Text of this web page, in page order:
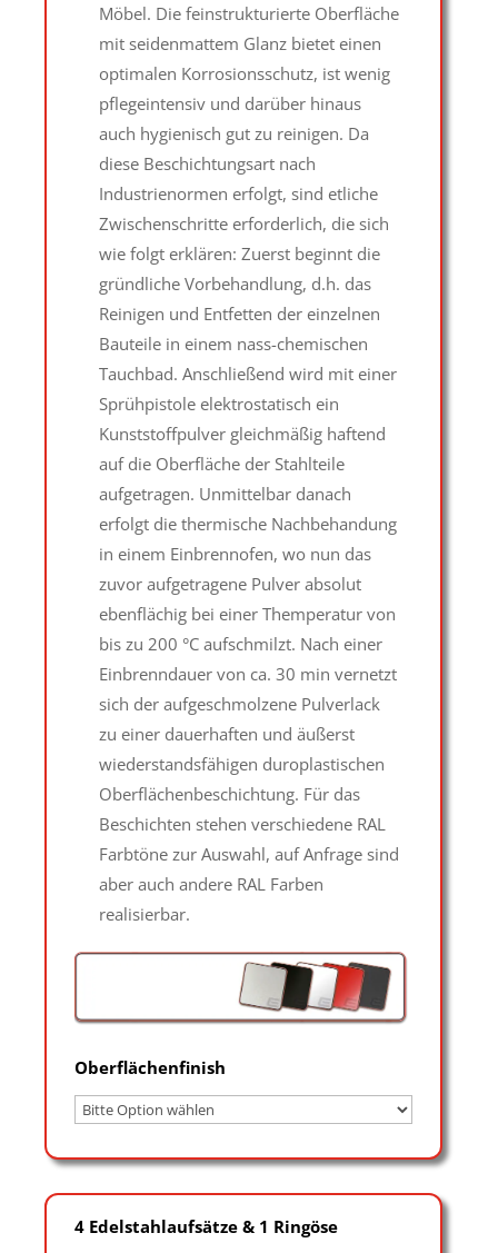
Möbel. Die feinstrukturierte Oberfläche
mit seidenmattem Glanz bietet einen
optimalen Korrosionsschutz, ist wenig
pflegeintensiv und darüber hinaus
auch hygienisch gut zu reinigen. Da
diese Beschichtungsart nach
Industrienormen erfolgt, sind etliche
Zwischenschritte erforderlich, die sich
wie folgt erklären: Zuerst beginnt die
gründliche Vorbehandlung, d.h. das
Reinigen und Entfetten der einzelnen
Bauteile in einem nass-chemischen
Tauchbad. Anschließend wird mit einer
Sprühpistole elektrostatisch ein
Kunststoffpulver gleichmäßig haftend
auf die Oberfläche der Stahlteile
aufgetragen. Unmittelbar danach
erfolgt die thermische Nachbehandung
in einem Einbrennofen, wo nun das
zuvor aufgetragene Pulver absolut
ebenflächig bei einer Themperatur von
bis zu 200 °C aufschmilzt. Nach einer
Einbrenndauer von ca. 30 min vernetzt
sich der aufgeschmolzene Pulverlack
zu einer dauerhaften und äußerst
wiederstandsfähigen duroplastischen
Oberflächenbeschichtung. Für das
Beschichten stehen verschiedene RAL
Farbtöne zur Auswahl, auf Anfrage sind
aber auch andere RAL Farben
realisierbar.
Oberflächenfinish
4 Edelstahlaufsätze & 1 Ringöse